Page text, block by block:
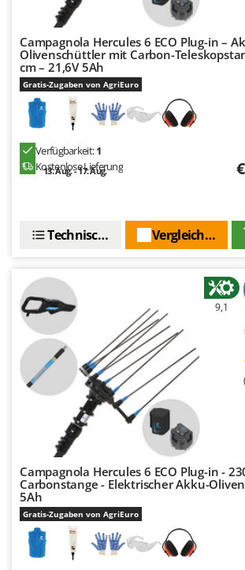
Ritter
River Systems
Robomow
Rossofuoco
Rover Pompe
Royal Food
Ryobi
Seven Italy
Shark
Shindaiwa
Silky
Simatech
Sirman
Skil
Smartwood
Smeg
Snapper
Solidur
Spice Electronics
Campagnola Hercules 6 ECO Plug-in –
Olivenschüttler mit Carbon-
cm – 21,6V 5Ah
Gratis-Zugaben von AgriEuro
Verfügbarkeit:1
Kostenlose Lieferung
13. Aug. - 17. Aug.
Vergleichen Sie
Technische Daten
9,1
Campagnola Hercules 6 ECO Plug-in -
Carbonstange - Elektrischer Akku-
5Ah
Gratis-Zugaben von AgriEuro